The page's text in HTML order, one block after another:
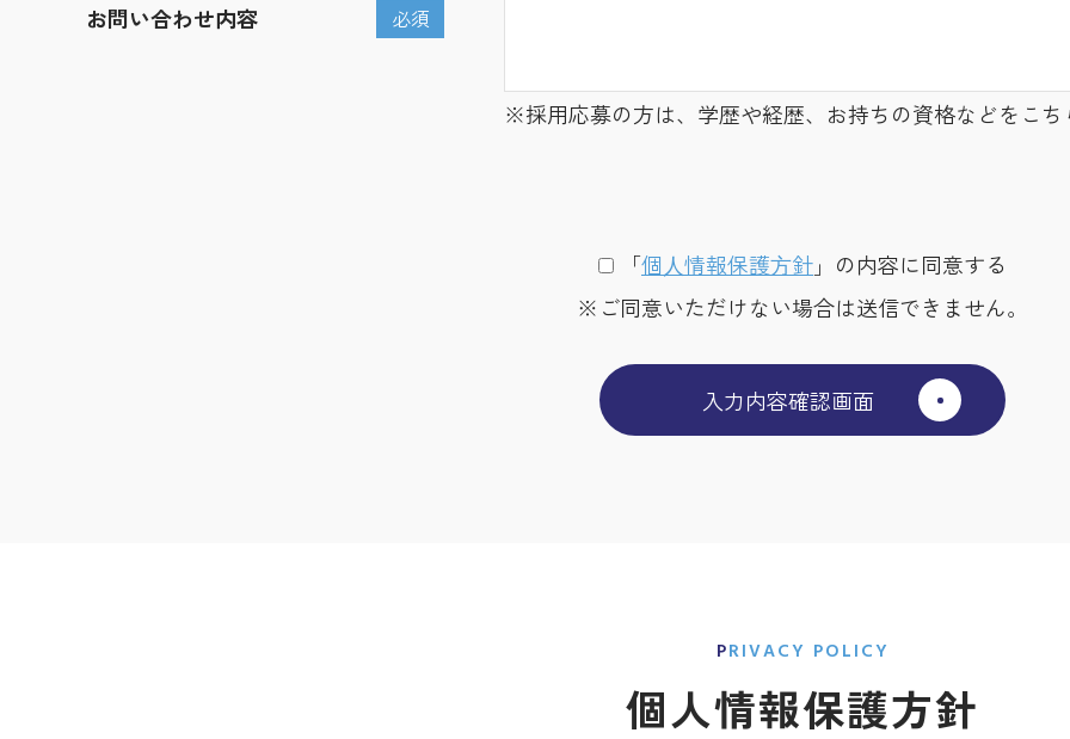
お問い合わせ内容 必須
※採用応募の方は、学歴や経歴、お持ちの資格などをこち
「個⼈情報保護⽅針」の内容に同意する
※ご同意いただけない場合は送信できません。
PRIVACY POLICY
個人情報保護方針